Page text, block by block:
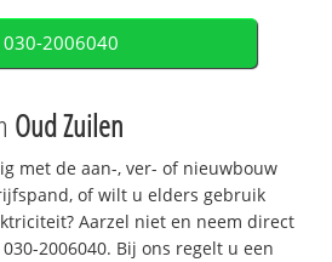
030-2006040
Oud Zuilen
met de aan-, ver- of nieuwbouw
of wilt u elders gebruik
Aarzel niet en neem direct
2006040. Bij ons regelt u een